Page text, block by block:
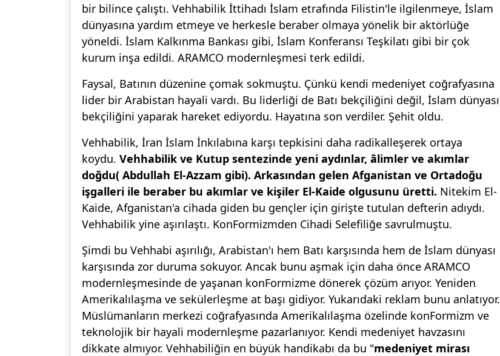
bir bilince çalıştı. Vehhabilik İttihadı İslam etrafında Filistin'le ilgilenmeye, İslam
dünyasına yardım etmeye ve herkesle beraber olmaya yönelik bir aktörlüğe
yöneldi. İslam Kalkınma Bankası gibi, İslam Konferansı Teşkilatı gibi bir çok
kurum inşa edildi. ARAMCO modernleşmesi terk edildi.
Faysal, Batının düzenine çomak sokmuştu. Çünkü kendi medeniyet coğrafyasına
lider bir Arabistan hayali vardı. Bu liderliği de Batı bekçiliğini değil, İslam dünyası
bekçiliğini yaparak hareket ediyordu. Hayatına son verdiler. Şehit oldu.
Vehhabilik, İran İslam İnkılabına karşı tepkisini daha radikalleşerek ortaya
koydu. Vehhabilik ve Kutup sentezinde yeni aydınlar, âlimler ve akımlar
doğdu( Abdullah El-Azzam gibi). Arkasından gelen Afganistan ve Ortadoğu
işgalleri ile beraber bu akımlar ve kişiler El-Kaide olgusunu üretti. Nitekim El-
Kaide, Afganistan'a cihada giden bu gençler için girişte tutulan defterin adıydı.
Vehhabilik yine aşırılaştı. KonFormizmden Cihadi Selefiliğe savrulmuştu.
Şimdi bu Vehhabi aşırılığı, Arabistan'ı hem Batı karşısında hem de İslam dünyası
karşısında zor duruma sokuyor. Ancak bunu aşmak için daha önce ARAMCO
modernleşmesinde de yaşanan konFormizme dönerek çözüm arıyor. Yeniden
Amerikalılaşma ve sekülerleşme at başı gidiyor. Yukarıdaki reklam bunu anlatıyor.
Müslümanların merkezi coğrafyasında Amerikalılaşma özelinde konFormizm ve
teknolojik bir hayali modernleşme pazarlanıyor. Kendi medeniyet havzasını
dikkate almıyor. Vehhabiliğin en büyük handikabı da bu "medeniyet mirası